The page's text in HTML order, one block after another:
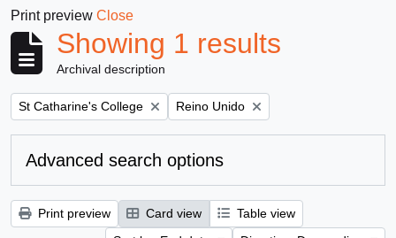
Print preview Close
Showing 1 results
Archival description
Remove filter:
St Catharine's College Remove filter:
Reino Unido
Advanced search options
Print preview Card view
Table view